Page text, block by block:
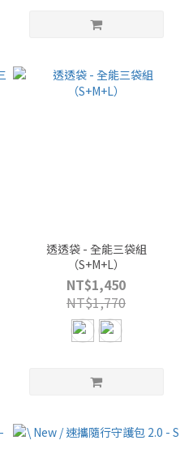
透透袋 - 全能三袋組
（S+M+L）
NT$1,450
NT$1,770